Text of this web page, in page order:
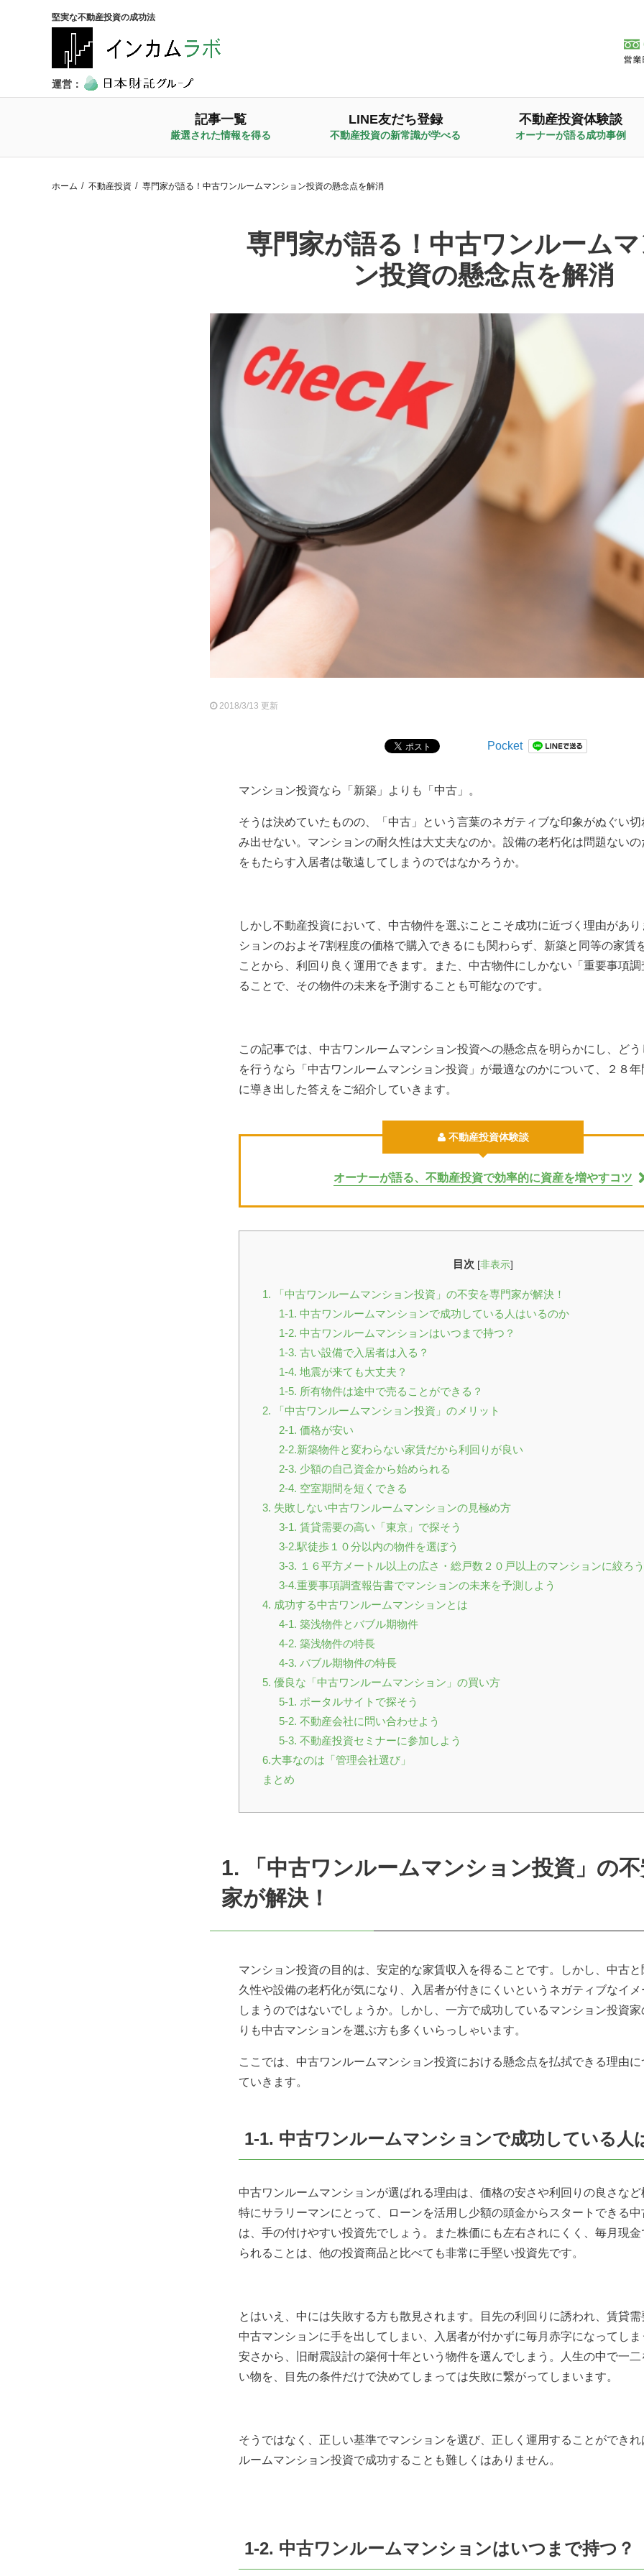
堅実な不動産投資の成功法
運営：
記事一覧
厳選された情報を得る
LINE友だち登録
不動産投資の新常識が学べる
不動産投資体験談
オーナーが語る成功事例
ホーム 不動産投資 専門家が語る！中古ワンルームマンション投資の懸念点を解消
専門家が語る！中古ワンルーム
ン投資の懸念点を解消
2018/3/13 更新
Pocket
マンション投資なら「新築」よりも「中古」。
そうは決めていたものの、「中古」という言葉のネガティブな印象がぬぐい
み出せない。マンションの耐久性は大丈夫なのか。設備の老朽化は問題ない
をもたらす入居者は敬遠してしまうのではなかろうか。
しかし不動産投資において、中古物件を選ぶことこそ成功に近づく理由があ
ションのおよそ7割程度の価格で購入できるにも関わらず、新築と同等の家賃
ことから、利回り良く運用できます。また、中古物件にしかない「重要事項
ることで、その物件の未来を予測することも可能なのです。
この記事では、中古ワンルームマンション投資への懸念点を明らかにし、ど
を行うなら「中古ワンルームマンション投資」が最適なのかについて、２８
に導き出した答えをご紹介していきます。
不動産投資体験談
オーナーが語る、不動産投資で効率的に資産を増やすコツ
目次 [非表示]
1. 「中古ワンルームマンション投資」の不安を専門家が解決！
1-1. 中古ワンルームマンションで成功している人はいるのか
1-2. 中古ワンルームマンションはいつまで持つ？
1-3. 古い設備で入居者は入る？
1-4. 地震が来ても大丈夫？
1-5. 所有物件は途中で売ることができる？
2. 「中古ワンルームマンション投資」のメリット
2-1. 価格が安い
2-2.新築物件と変わらない家賃だから利回りが良い
2-3. 少額の自己資金から始められる
2-4. 空室期間を短くできる
3. 失敗しない中古ワンルームマンションの見極め方
3-1. 賃貸需要の高い「東京」で探そう
3-2.駅徒歩１０分以内の物件を選ぼう
3-3. １６平方メートル以上の広さ・総戸数２０戸以上のマンションに絞ろう
3-4.重要事項調査報告書でマンションの未来を予測しよう
4. 成功する中古ワンルームマンションとは
4-1. 築浅物件とバブル期物件
4-2. 築浅物件の特長
4-3. バブル期物件の特長
5. 優良な「中古ワンルームマンション」の買い方
5-1. ポータルサイトで探そう
5-2. 不動産会社に問い合わせよう
5-3. 不動産投資セミナーに参加しよう
6.大事なのは「管理会社選び」
まとめ
1. 「中古ワンルームマンション投資」の
家が解決！
マンション投資の目的は、安定的な家賃収入を得ることです。しかし、中古
久性や設備の老朽化が気になり、入居者が付きにくいというネガティブなイ
しまうのではないでしょうか。しかし、一方で成功しているマンション投資
りも中古マンションを選ぶ方も多くいらっしゃいます。
ここでは、中古ワンルームマンション投資における懸念点を払拭できる理由
ていきます。
1-1. 中古ワンルームマンションで成功している人
中古ワンルームマンションが選ばれる理由は、価格の安さや利回りの良さな
特にサラリーマンにとって、ローンを活用し少額の頭金からスタートできる
は、手の付けやすい投資先でしょう。また株価にも左右されにくく、毎月現
られることは、他の投資商品と比べても非常に手堅い投資先です。
とはいえ、中には失敗する方も散見されます。目先の利回りに誘われ、賃貸
中古マンションに手を出してしまい、入居者が付かずに毎月赤字になってし
安さから、旧耐震設計の築何十年という物件を選んでしまう。人生の中で一
い物を、目先の条件だけで決めてしまっては失敗に繋がってしまいます。
そうではなく、正しい基準でマンションを選び、正しく運用することができ
ルームマンション投資で成功することも難しくはありません。
1-2. 中古ワンルームマンションはいつまで持つ？